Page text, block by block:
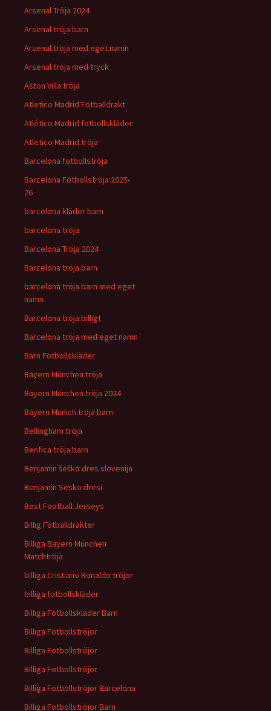
Arsenal Tröja 2024
Arsenal tröja barn
Arsenal tröja med eget namn
Arsenal tröja med tryck
Aston Villa tröja
Atletico Madrid Fotballdrakt
Atlético Madrid fotbollskläder
Atletico Madrid tröja
Barcelona fotbollströja
Barcelona Fotbollströja 2025-
26
barcelona kläder barn
barcelona tröja
Barcelona Tröja 2024
Barcelona tröja barn
barcelona tröja barn med eget
namn
Barcelona tröja billigt
Barcelona tröja med eget namn
Barn Fotbollskläder
Bayern München tröja
Bayern München tröja 2024
Bayern Munich tröja barn
Bellingham tröja
Benfica tröja barn
Benjamin šeško dres slovenija
Benjamin Sesko dresi
Best Football Jerseys
Billig Fotballdrakter
Billiga Bayern München
Matchtröja
billiga Cristiano Ronaldo tröjor
billiga fotbollskläder
Billiga Fotbollskläder Barn
Billiga Fotbollströjor
Billiga Fotbollströjor
Billiga Fotbollströjor
Billiga Fotbollströjor Barcelona
Billiga Fotbollströjor Barn